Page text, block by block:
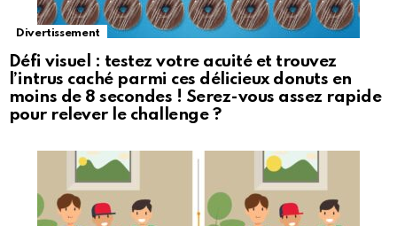
Divertissement
Défi visuel : testez votre acuité et trouvez
l’intrus caché parmi ces délicieux donuts en
moins de 8 secondes ! Serez-vous assez rapide
pour relever le challenge ?